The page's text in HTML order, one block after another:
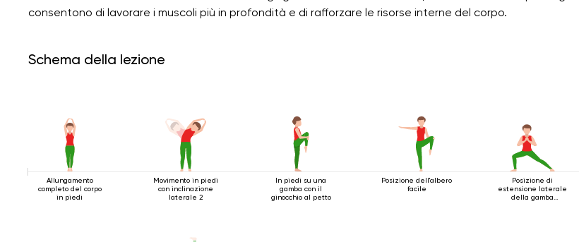
consentono di lavorare i muscoli più in profondità e di rafforzare le risorse interne del corpo.
Schema della lezione
Allungamento
completo del corpo
in piedi
Movimento in piedi
con inclinazione
laterale 2
In piedi su una
gamba con il
ginocchio al petto
Posizione dell'albero
facile
Posizione di
estensione laterale
della gamba